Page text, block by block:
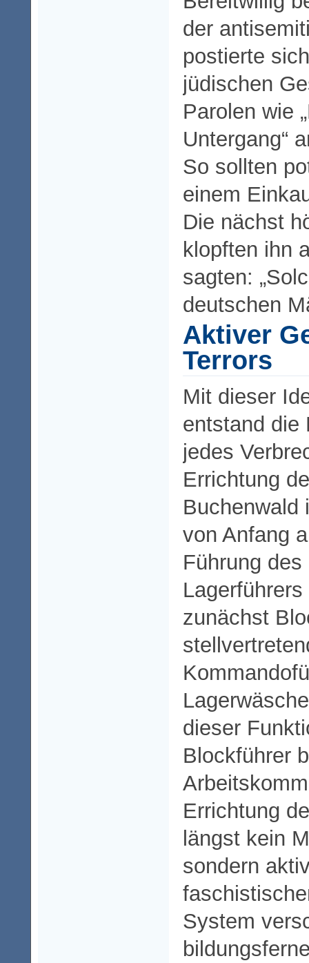
der
postierte
jüdischen
Parolen wie
Untergang“
So sollten
einem
Die nächst
klopften ihn
sagten:
deutschen
Aktiver
Terrors
Mit dieser
entstand die
jedes
Errichtung
Buchenwald
von Anfang
Führung
zunächst
dieser
Blockführer
Errichtung
längst kein
sondern
System